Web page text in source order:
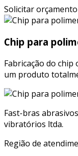
Solicitar orçamento
Chip para
Fabricação do chip
um produto
Fast-bras
vibratórios ltda.
Região de